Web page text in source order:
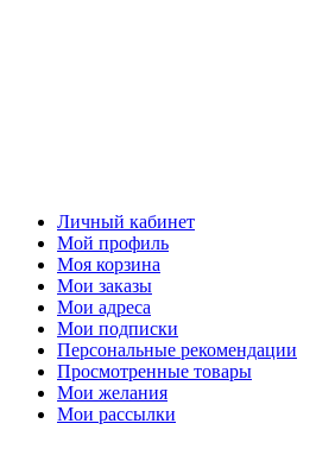
Личный кабинет
Мой профиль
Моя корзина
Мои заказы
Мои адреса
Мои подписки
Персональные рекомендации
Просмотренные товары
Мои желания
Мои рассылки